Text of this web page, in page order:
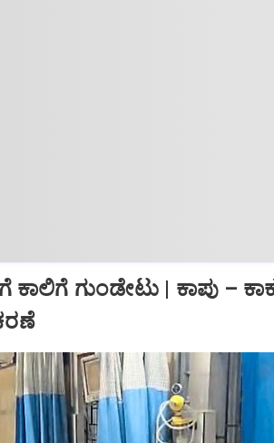
ಗುಂಡೇಟು | ಕಾಪು –